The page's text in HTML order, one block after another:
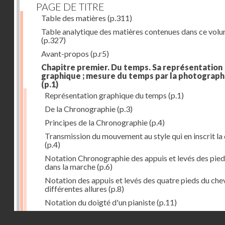
PAGE DE TITRE
Table des matières (p.311)
Table analytique des matières contenues dans ce
(p.327)
Avant-propos (p.r5)
Chapitre premier. Du temps. Sa représentation
graphique ; mesure du temps par la
(p.1)
Représentation graphique du temps (p.1)
De la Chronographie(p.3)
Principes de la Chronographie(p.4)
Transmission du mouvement au style qui en inscrit la
(p.4)
Notation Chronographie des appuis et levés des
dans la marche(p.6)
Notation des appuis et levés des quatre pieds du
différentes allures (p.8)
Notation du doigté d'un pianiste(p.11)